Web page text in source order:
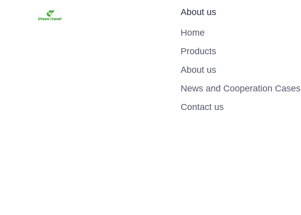
About us
Home
Products
About us
News and Cooperation Cases
Contact us